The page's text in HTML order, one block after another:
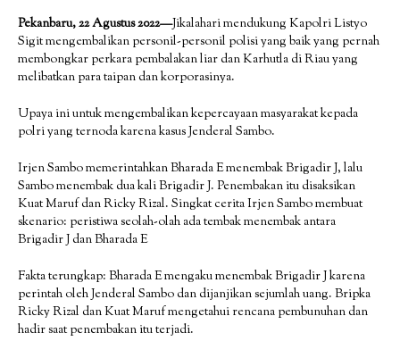
Pekanbaru, 22 Agustus 2022—Jikalahari mendukung Kapolri Listyo
Sigit mengembalikan personil-personil polisi yang baik yang pernah
membongkar perkara pembalakan liar dan Karhutla di Riau yang
melibatkan para taipan dan korporasinya.
Upaya ini untuk mengembalikan kepercayaan masyarakat kepada
polri yang ternoda karena kasus Jenderal Sambo.
Irjen Sambo memerintahkan Bharada E menembak Brigadir J, lalu
Sambo menembak dua kali Brigadir J. Penembakan itu disaksikan
Kuat Maruf dan Ricky Rizal. Singkat cerita Irjen Sambo membuat
skenario: peristiwa seolah-olah ada tembak menembak antara
Brigadir J dan Bharada E
Fakta terungkap: Bharada E mengaku menembak Brigadir J karena
perintah oleh Jenderal Sambo dan dijanjikan sejumlah uang. Bripka
Ricky Rizal dan Kuat Maruf mengetahui rencana pembunuhan dan
hadir saat penembakan itu terjadi.